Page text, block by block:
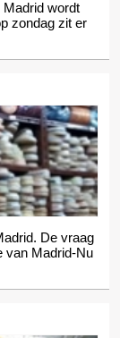
Madrid wordt
zondag zit er
De vraag
van Madrid-Nu